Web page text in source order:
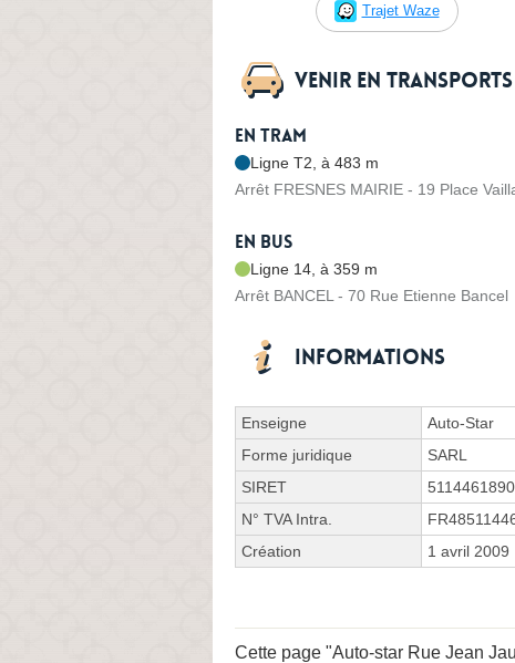
Trajet Waze
Venir en transports
En tram
Ligne T2, à 483 m
Arrêt FRESNES MAIRIE - 19 Place
En bus
Ligne 14, à 359 m
Arrêt BANCEL - 70 Rue Etienne Bancel
Informations
Enseigne
Auto-Star
Forme juridique
SARL
SIRET
N° TVA Intra.
Création
1 avril 2009
Cette page "Auto-star Rue Jean